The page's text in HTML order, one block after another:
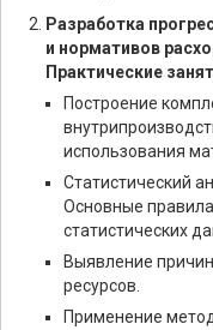
Разработка
и нормативов
Практические
Построение
использования
Статистический
Основные
статистических
Выявление
ресурсов.
Применение